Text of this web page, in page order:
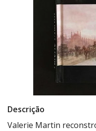
Descrição
Valerie Martin